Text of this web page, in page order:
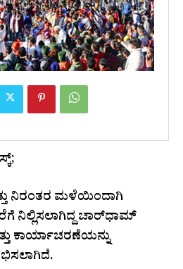
ನಿರಂತರ ಮಳೆಯಿಂದಾಗಿ
ನಿಲ್ಲಿಸಲಾಗಿದ್ದ ಚಾರ್‌ಧಾಮ್
ಕಾರ್ಯಾಚರಣೆಯನ್ನು